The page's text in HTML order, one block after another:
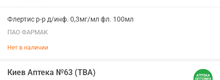
Флертис р-р д/инф. 0,3мг/мл фл. 100мл
ПАО ФАРМАК
Нет в наличии
Киев Аптека №63 (ТВА)